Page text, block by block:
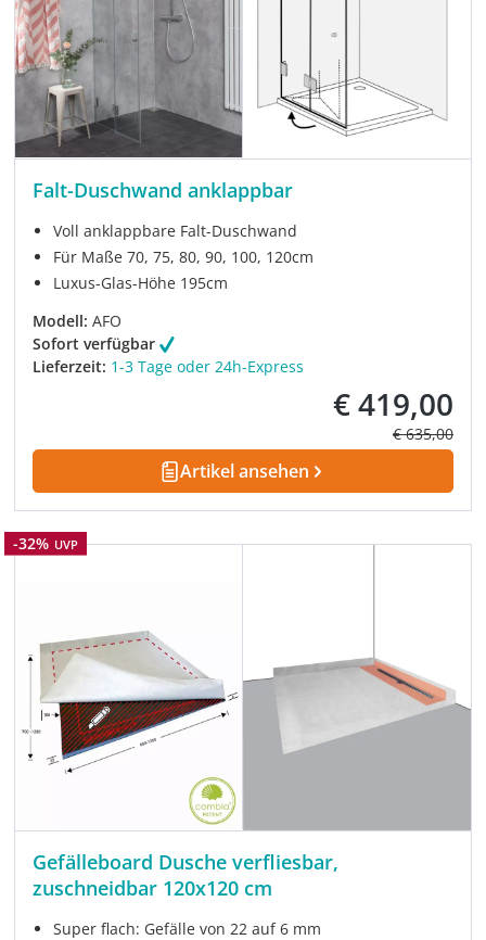
Falt-Duschwand anklappbar
Voll anklappbare Falt-Duschwand
Für Maße 70, 75, 80, 90, 100, 120cm
Luxus-Glas-Höhe 195cm
Modell: AFO
Sofort verfügbar
Lieferzeit: 1-3 Tage oder 24h-Express
Verkaufspreis:
€ 419,00
Regulärer
€ 635,00
Artikel ansehen
Rabatt
-32% UVP
Gefälleboard Dusche verfliesbar,
zuschneidbar 120x120 cm
Super flach: Gefälle von 22 auf 6 mm